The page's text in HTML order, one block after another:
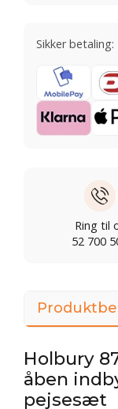
Sikker betaling:
Ring til
52 700
Holbury
åben
pejsesæt